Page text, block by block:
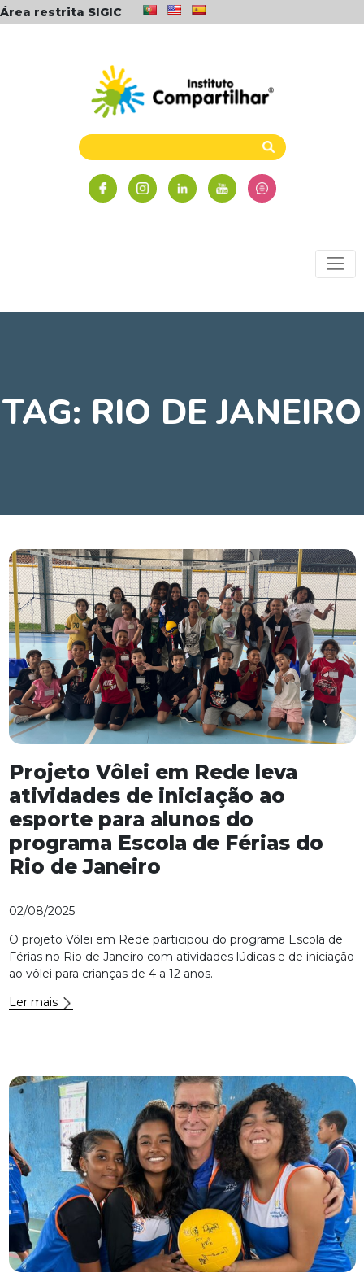
Área restrita SIGIC
TAG: RIO DE JANEIRO
Projeto Vôlei em Rede leva
atividades de iniciação ao
esporte para alunos do
programa Escola de Férias do
Rio de Janeiro
02/08/2025
O projeto Vôlei em Rede participou do programa Escola de
Férias no Rio de Janeiro com atividades lúdicas e de iniciação
ao vôlei para crianças de 4 a 12 anos.
Ler mais